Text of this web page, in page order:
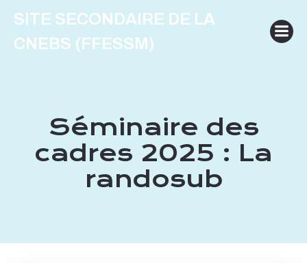
au
contenu
SITE SECONDAIRE DE LA
CNEBS (FFESSM)
Séminaire des
cadres 2025 : La
randosub